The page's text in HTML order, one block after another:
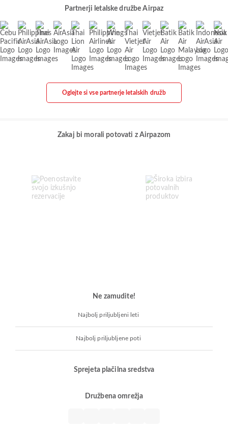
Partnerji letalske družbe Airpaz
Oglejte si vse partnerje letalskih družb
Zakaj bi morali potovati z Airpazom
Ne zamudite!
Najbolj priljubljeni leti
Najbolj priljubljene poti
Sprejeta plačilna sredstva
Družbena omrežja